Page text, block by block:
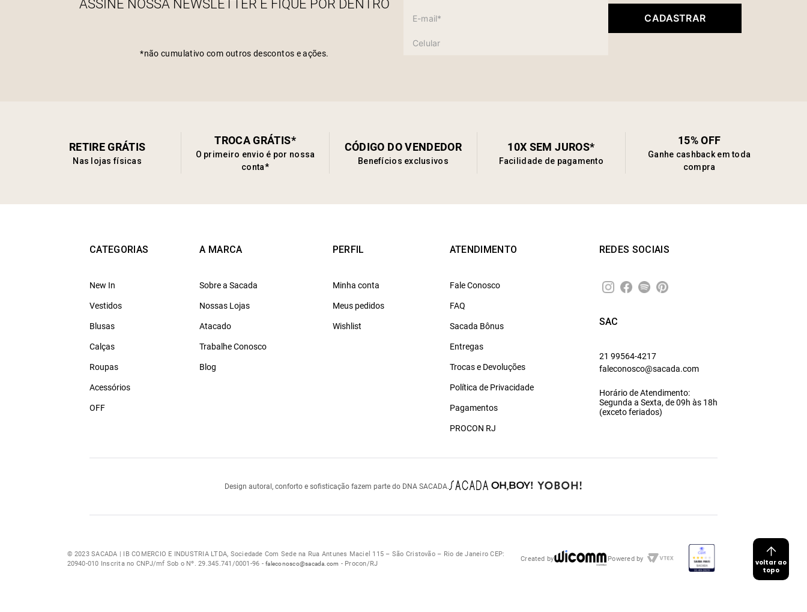
voltar ao
topo
ASSINE NOSSA NEWSLETTER E FIQUE POR DENTRO
*não cumulativo com outros descontos e ações.
CADASTRAR
RETIRE GRÁTIS
Nas lojas físicas
TROCA GRÁTIS*
O primeiro envio é por nossa
conta*
CÓDIGO DO VENDEDOR
Benefícios exclusivos
10X SEM JUROS*
Facilidade de pagamento
15% OFF
Ganhe cashback em toda
compra
CATEGORIAS
New In
Vestidos
Blusas
Calças
Roupas
Acessórios
OFF
A MARCA
Sobre a Sacada
Nossas Lojas
Atacado
Trabalhe Conosco
Blog
PERFIL
Minha conta
Meus pedidos
Wishlist
ATENDIMENTO
Fale Conosco
FAQ
Sacada Bônus
Entregas
Trocas e Devoluções
Política de Privacidade
Pagamentos
PROCON RJ
REDES SOCIAIS
SAC
21 99564-4217
faleconosco@sacada.com
Horário de Atendimento:
Segunda a Sexta, de 09h às 18h
(exceto feriados)
Design autoral, conforto e sofisticação fazem parte do DNA SACADA.
© 2023 SACADA | IB COMERCIO E INDUSTRIA LTDA, Sociedade Com Sede na Rua Antunes Maciel 115 – São Cristovão – Rio de Janeiro CEP:
20940-010 Inscrita no CNPJ/mf Sob o Nº. 29.345.741/0001-96 -faleconosco@sacada.com - Procon/RJ
Created by Powered by